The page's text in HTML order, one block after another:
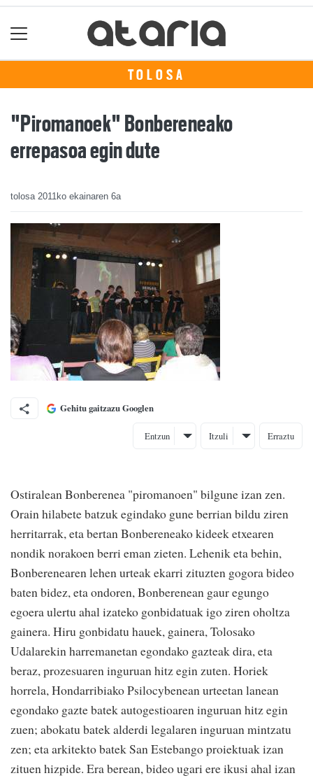
TOLOSA
"Piromanoek" Bonbereneako
errepasoa egin dute
tolosa 2011ko ekainaren 6a
Gehitu gaitzazu Googlen
Entzun Itzuli Erraztu
Ostiralean Bonberenea "piromanoen" bilgune izan zen.
Orain hilabete batzuk egindako gune berrian bildu ziren
herritarrak, eta bertan Bonbereneako kideek etxearen
nondik norakoen berri eman zieten. Lehenik eta behin,
Bonberenearen lehen urteak ekarri zituzten gogora bideo
baten bidez, eta ondoren, Bonberenean gaur egungo
egoera ulertu ahal izateko gonbidatuak igo ziren oholtza
gainera. Hiru gonbidatu hauek, gainera, Tolosako
Udalarekin harremanetan egondako gazteak dira, eta
beraz, prozesuaren inguruan hitz egin zuten. Horiek
horrela, Hondarribiako Psilocybenean urteetan lanean
egondako gazte batek autogestioaren inguruan hitz egin
zuen; abokatu batek alderdi legalaren inguruan mintzatu
zen; eta arkitekto batek San Estebango proiektuak izan
zituen hizpide. Era berean, bideo ugari ere ikusi ahal izan